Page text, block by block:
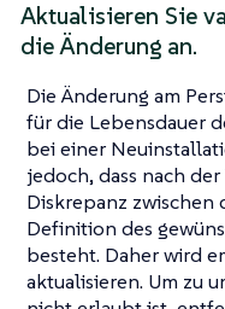
Aktualisieren Sie
die Änderung an.
Die Änderung am
für die Lebensdauer
bei einer
jedoch, dass nach
Diskrepanz zwischen
Definition des
besteht. Daher wird
aktualisieren. Um zu